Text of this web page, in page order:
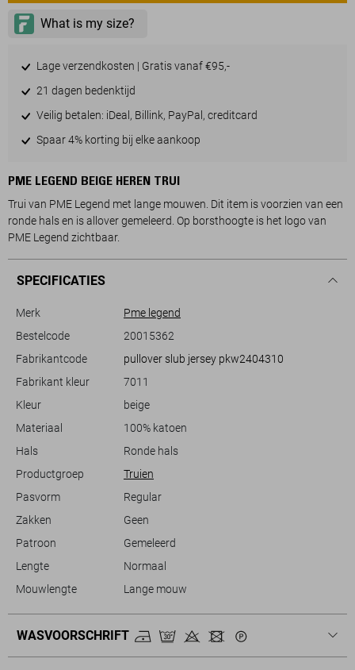
Lage verzendkosten | Gratis vanaf €95,-
21 dagen bedenktijd
Veilig betalen: iDeal, Billink, PayPal, creditcard
Spaar 4% korting bij elke aankoop
PME LEGEND BEIGE HEREN TRUI
Trui van PME Legend met lange mouwen. Dit item is voorzien van een
ronde hals en is allover gemeleerd. Op borsthoogte is het logo van
PME Legend zichtbaar.
SPECIFICATIES
Merk
Pme legend
Bestelcode
20015362
Fabrikantcode
pullover slub jersey pkw2404310
Fabrikant kleur
7011
Kleur
beige
Materiaal
100% katoen
Hals
Ronde hals
Productgroep
Truien
Pasvorm
Regular
Zakken
Geen
Patroon
Gemeleerd
Lengte
Normaal
Mouwlengte
Lange mouw
WASVOORSCHRIFT